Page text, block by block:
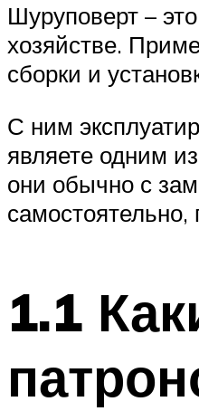
Шуруповерт –
хозяйстве.
сборки и
С ним
являете одним
они обычно с
1.1